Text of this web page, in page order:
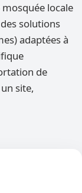
locale
solutions
adaptées à
de
site,